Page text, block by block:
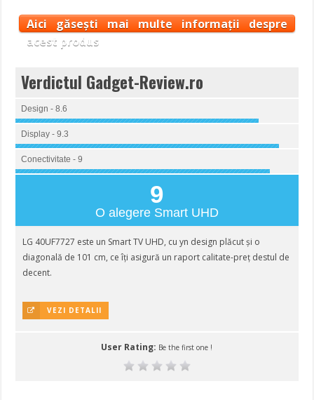
Aici găsești mai multe informații despre
acest produs
Verdictul Gadget-Review.ro
Design - 8.6
Display - 9.3
Conectivitate - 9
9
O alegere Smart UHD
LG 40UF7727 este un Smart TV UHD, cu yn design plăcut și o
diagonală de 101 cm, ce îți asigură un raport calitate-preț destul de
decent.
VEZI DETALII
User Rating: Be the first one !